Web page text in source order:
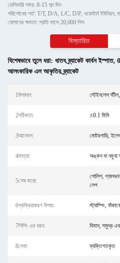
ডেলিভারি সময়: 8-15 শব্দ দিন
পরিশোধের শর্ত: T/T, D/A, L/C, D/P, ওয়েস্টার্ন ইউনিয়ন,
যোগানের ক্ষমতা: প্রতি মাসে 20,000 পিস
বিস্তারিত
বিশেষভাবে তুলে ধরা: ধাতব ব্র্যাকেট কার্বন ইস্পাত,
আলংকারিক এল আকৃতির ব্র্যাকেট
1উপাদান: স্টেইনলেস
2সঠিকতা: ±0.1 মিমি
3আবেদন: মোটরগাড়ি,
4মাত্রা: অঙ্কন বা নমুনা
5শেষ করো:
পোলিশ,
লেপ
6প্রক্রিয়াকরণ উপায়: স্ট্যাম্পিং,
7শিপিং এর ধরন: বিমান, সমুদ্র
8সেবা: ব্যক্তিগতকৃত